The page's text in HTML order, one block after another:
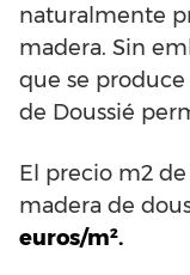
naturalmente
madera. Sin
que se
de Doussié
El precio m2
madera de
euros/m².